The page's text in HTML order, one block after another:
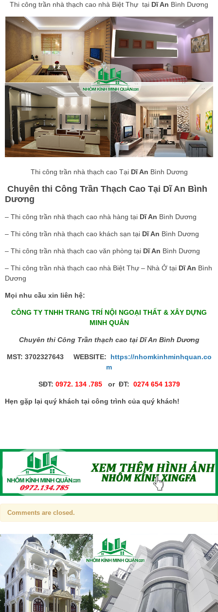
Thi công trần nhà thạch cao nhà Biệt Thự tại Dĩ An Bình Dương
Thi công trần nhà thạch cao Tại Dĩ An Bình Dương
Chuyên thi Công Trần Thạch Cao Tại Dĩ An Bình
Dương
– Thi công trần nhà thạch cao nhà hàng tại Dĩ An Bình Dương
– Thi công trần nhà thạch cao khách sạn tại Dĩ An Bình Dương
– Thi công trần nhà thạch cao văn phòng tại Dĩ An Bình Dương
– Thi công trần nhà thạch cao nhà Biệt Thự – Nhà Ở tại Dĩ An Bình
Dương
Mọi nhu cầu xin liên hệ:
CÔNG TY TNHH TRANG TRÍ NỘI NGOẠI THẤT & XÂY DỰNG
MINH QUÂN
Chuyên thi Công Trần thạch cao tại Dĩ An Bình Dương
MST: 3702327643 WEBSITE: https://nhomkinhminhquan.co
m
SĐT: 0972. 134 .785 or ĐT: 0274 654 1379
Hẹn gặp lại quý khách tại công trình của quý khách!
Comments are closed.